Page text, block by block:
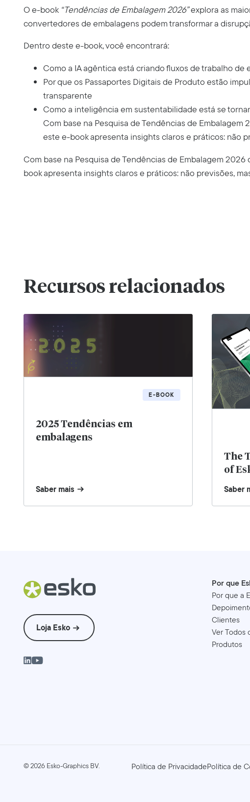
O e-book “Tendências de Embalagem 2026”explora as
convertedores de embalagens podem transformar a
Dentro deste e-book, você encontrará:
Como a IA agêntica está criando fluxos de trabalho
Por que os Passaportes Digitais de Produto estão
transparente
Como a inteligência em sustentabilidade está se
Com base na Pesquisa de Tendências de
este e-book apresenta insights claros e práticos: não
Com base na Pesquisa de Tendências de Embalagem
book apresenta insights claros e práticos: não previsões,
Recursos relacionados
E-BOOK
2025 Tendências em
embalagens
Saber mais
The
of
Saber
Loja Esko
Por que
Por que a
Clientes
Ver Todos
Produtos
©2026 Esko-Graphics BV. Política de PrivacidadePolítica de